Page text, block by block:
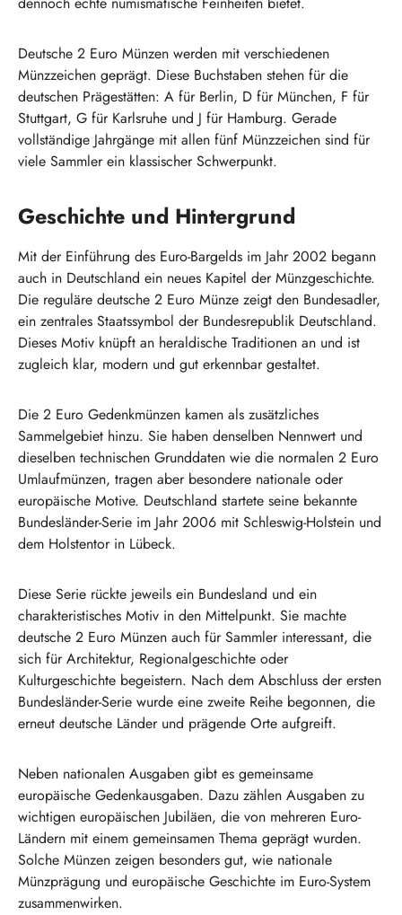
Deutsche 2 Euro Münzen werden mit verschiedenen
Münzzeichen geprägt. Diese Buchstaben stehen für die
deutschen Prägestätten: A für Berlin, D für München, F für
Stuttgart, G für Karlsruhe und J für Hamburg. Gerade
vollständige Jahrgänge mit allen fünf Münzzeichen sind für
viele Sammler ein klassischer Schwerpunkt.
Geschichte und Hintergrund
Mit der Einführung des Euro-Bargelds im Jahr 2002 begann
auch in Deutschland ein neues Kapitel der Münzgeschichte.
Die reguläre deutsche 2 Euro Münze zeigt den Bundesadler,
ein zentrales Staatssymbol der Bundesrepublik Deutschland.
Dieses Motiv knüpft an heraldische Traditionen an und ist
zugleich klar, modern und gut erkennbar gestaltet.
Die 2 Euro Gedenkmünzen kamen als zusätzliches
Sammelgebiet hinzu. Sie haben denselben Nennwert und
dieselben technischen Grunddaten wie die normalen 2 Euro
Umlaufmünzen, tragen aber besondere nationale oder
europäische Motive. Deutschland startete seine bekannte
Bundesländer-Serie im Jahr 2006 mit Schleswig-Holstein und
dem Holstentor in Lübeck.
Diese Serie rückte jeweils ein Bundesland und ein
charakteristisches Motiv in den Mittelpunkt. Sie machte
deutsche 2 Euro Münzen auch für Sammler interessant, die
sich für Architektur, Regionalgeschichte oder
Kulturgeschichte begeistern. Nach dem Abschluss der ersten
Bundesländer-Serie wurde eine zweite Reihe begonnen, die
erneut deutsche Länder und prägende Orte aufgreift.
Neben nationalen Ausgaben gibt es gemeinsame
europäische Gedenkausgaben. Dazu zählen Ausgaben zu
wichtigen europäischen Jubiläen, die von mehreren Euro-
Ländern mit einem gemeinsamen Thema geprägt wurden.
Solche Münzen zeigen besonders gut, wie nationale
Münzprägung und europäische Geschichte im Euro-System
zusammenwirken.